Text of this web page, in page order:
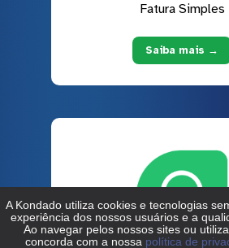
Fatura Simples
Saiba mais →